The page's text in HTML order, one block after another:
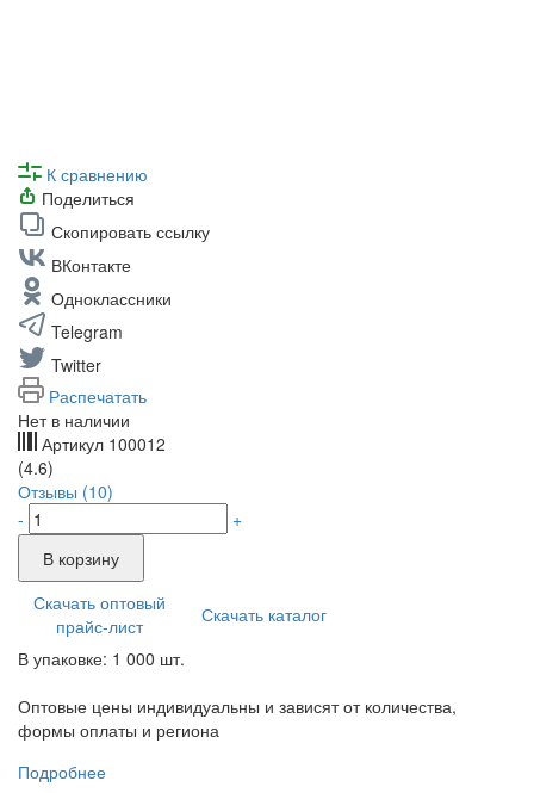
К сравнению
Поделиться
Скопировать ссылку
ВКонтакте
Одноклассники
Telegram
Twitter
Распечатать
Нет в наличии
Артикул 100012
(4.6)
Отзывы (10)
-
+
В корзину
Скачать оптовый
прайс-лист
Скачать каталог
В упаковке: 1 000 шт.
Оптовые цены индивидуальны и зависят от количества,
формы оплаты и региона
Подробнее